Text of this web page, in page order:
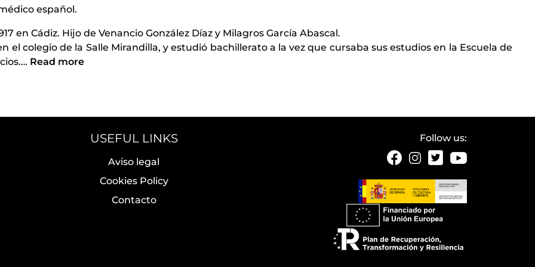
español.
en Cádiz. Hijo de Venancio González Díaz y Milagros García Abascal.
el colegio de la Salle Mirandilla, y estudió bachillerato a la vez que cursaba sus estudios en la Escuela de
… Read more
USEFUL LINKS
Aviso legal
Cookies Policy
Contacto
Follow us: